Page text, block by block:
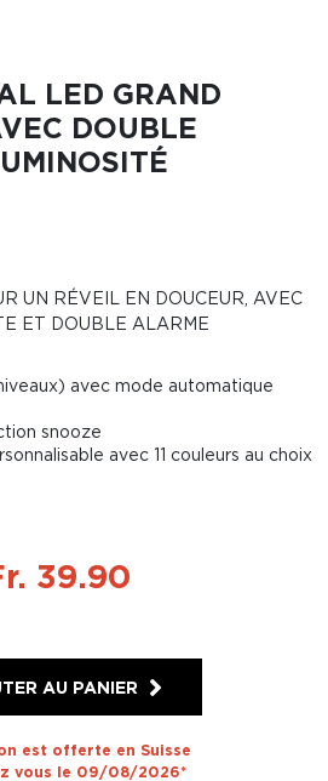
LED GRAND
DOUBLE
UN RÉVEIL EN DOUCEUR, AVEC
ET DOUBLE ALARME
avec mode automatique
snooze
avec 11 couleurs au choix
39.90
AU PANIER
est offerte en Suisse
vous le 09/08/2026*